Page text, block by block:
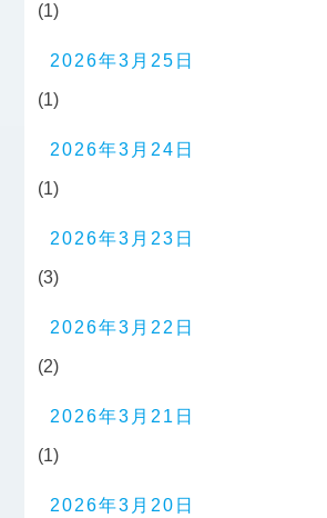
(1)
2026年3月25日
(1)
2026年3月24日
(1)
2026年3月23日
(3)
2026年3月22日
(2)
2026年3月21日
(1)
2026年3月20日